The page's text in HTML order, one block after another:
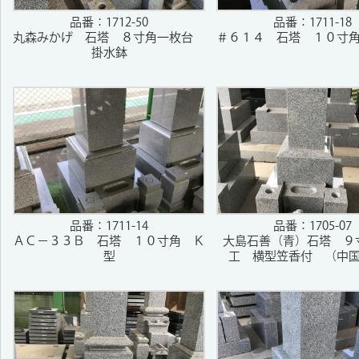
品番：1712-50
丸森みかげ 石塔 ８寸角一枚台
掛水鉢
品番：1711-18
＃６１４ 石塔 １０寸
品番：1711-14
ＡＣ－３３Ｂ 石塔 １０寸角 Ｋ
型
品番：1705-07
大島石善（青）石塔 ９
工 横型笠香付 （中